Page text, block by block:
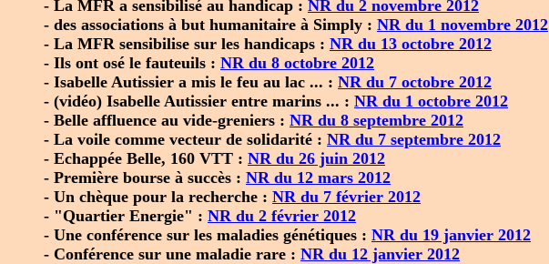
- La MFR a sensibilisé au handicap : NR du 2 novembre 2012
- des associations à but humanitaire à Simply : NR du 1 novembre 2012
- La MFR sensibilise sur les handicaps : NR du 13 octobre 2012
- Ils ont osé le fauteuils : NR du 8 octobre 2012
- Isabelle Autissier a mis le feu au lac ... : NR du 7 octobre 2012
- (vidéo) Isabelle Autissier entre marins ... : NR du 1 octobre 2012
- Belle affluence au vide-greniers : NR du 8 septembre 2012
- La voile comme vecteur de solidarité : NR du 7 septembre 2012
- Echappée Belle, 160 VTT : NR du 26 juin 2012
- Première bourse à succès : NR du 12 mars 2012
- Un chèque pour la recherche : NR du 7 février 2012
- "Quartier Energie" : NR du 2 février 2012
- Une conférence sur les maladies génétiques : NR du 19 janvier 2012
- Conférence sur une maladie rare : NR du 12 janvier 2012